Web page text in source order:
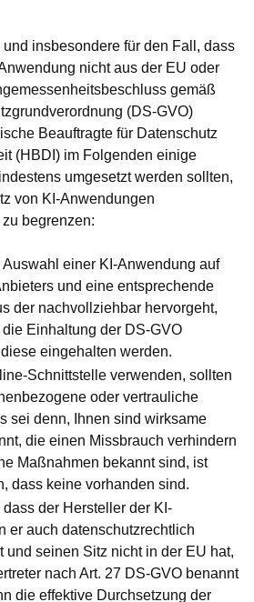
insbesondere für den Fall, dass
nicht aus der EU oder
gemäß
(DS-GVO)
Beauftragte für Datenschutz
(HBDI) im Folgenden einige
umgesetzt werden sollten,
von KI-Anwendungen
begrenzen:
einer KI-Anwendung auf
und eine entsprechende
der nachvollziehbar hervorgeht,
Einhaltung der DS-GVO
eingehalten werden.
Schnittstelle verwenden, sollten
oder vertrauliche
sei denn, Ihnen sind wirksame
die einen Missbrauch verhindern
Maßnahmen bekannt sind, ist
dass keine vorhanden sind.
der Hersteller der KI-
er auch datenschutzrechtlich
und seinen Sitz nicht in der EU hat,
nach Art. 27 DS-GVO benannt
die effektive Durchsetzung der